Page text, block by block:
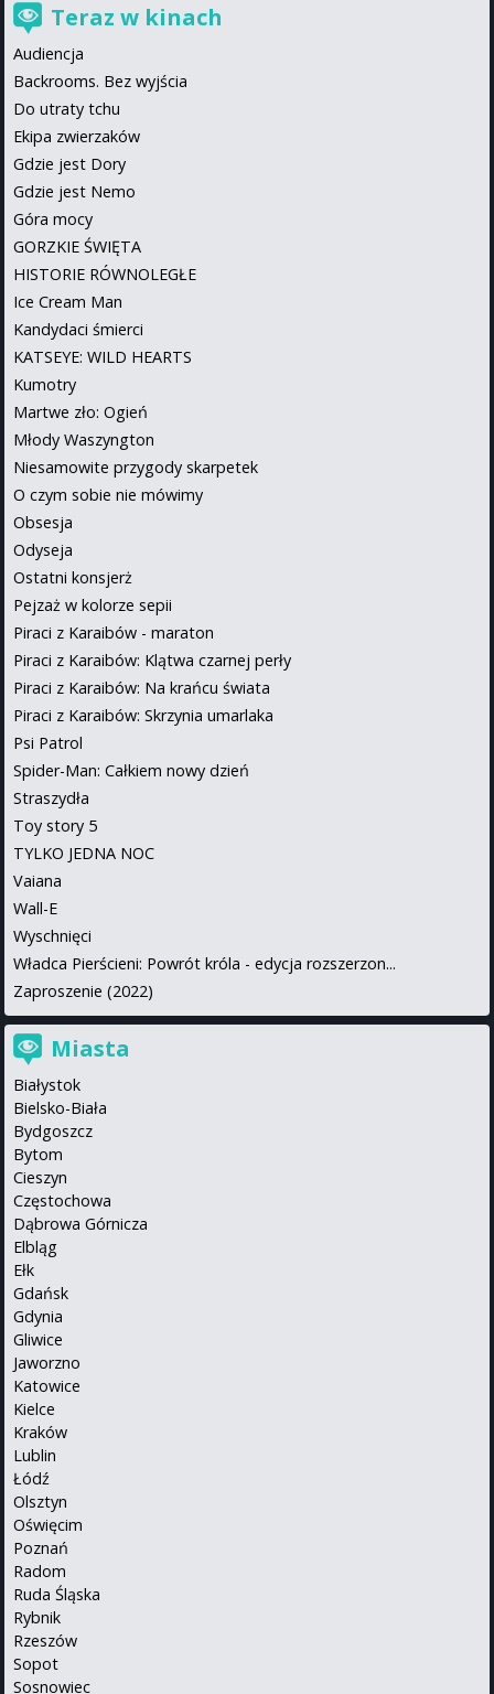
Teraz w kinach
Audiencja
Backrooms. Bez wyjścia
Do utraty tchu
Ekipa zwierzaków
Gdzie jest Dory
Gdzie jest Nemo
Góra mocy
GORZKIE ŚWIĘTA
HISTORIE RÓWNOLEGŁE
Ice Cream Man
Kandydaci śmierci
KATSEYE: WILD HEARTS
Kumotry
Martwe zło: Ogień
Młody Waszyngton
Niesamowite przygody skarpetek
O czym sobie nie mówimy
Obsesja
Odyseja
Ostatni konsjerż
Pejzaż w kolorze sepii
Piraci z Karaibów - maraton
Piraci z Karaibów: Klątwa czarnej perły
Piraci z Karaibów: Na krańcu świata
Piraci z Karaibów: Skrzynia umarlaka
Psi Patrol
Spider-Man: Całkiem nowy dzień
Straszydła
Toy story 5
TYLKO JEDNA NOC
Vaiana
Wall-E
Wyschnięci
Władca Pierścieni: Powrót króla - edycja rozszerzon...
Zaproszenie (2022)
Miasta
Białystok
Bielsko-Biała
Bydgoszcz
Bytom
Cieszyn
Częstochowa
Dąbrowa Górnicza
Elbląg
Ełk
Gdańsk
Gdynia
Gliwice
Jaworzno
Katowice
Kielce
Kraków
Lublin
Łódź
Olsztyn
Oświęcim
Poznań
Radom
Ruda Śląska
Rybnik
Rzeszów
Sopot
Sosnowiec